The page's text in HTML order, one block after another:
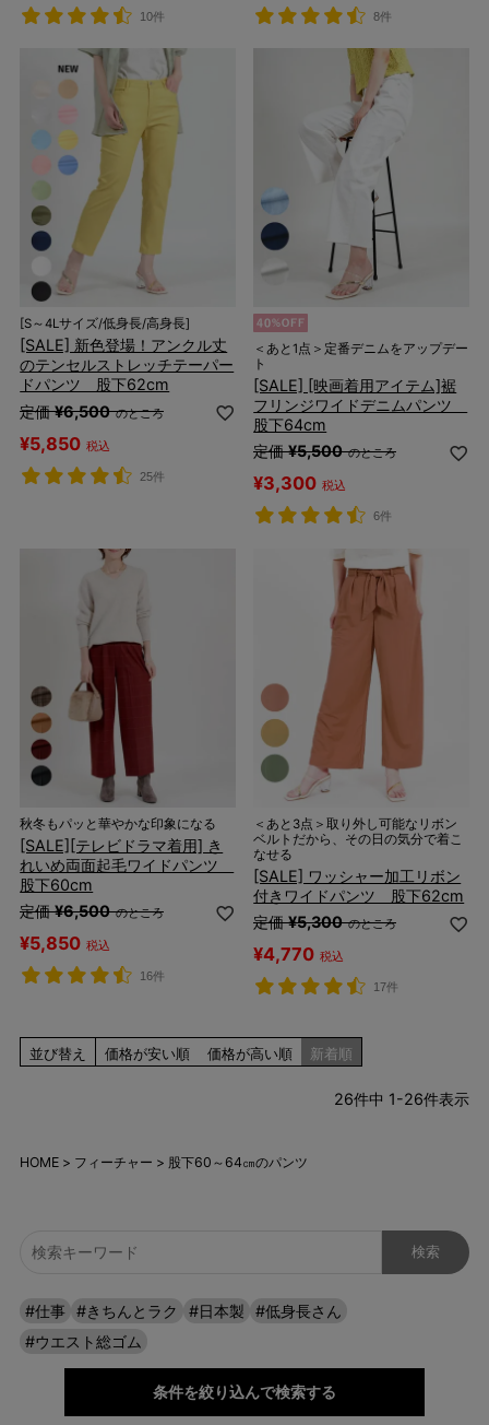
10件 8件
[S～4Lサイズ/低身長/高身長]
[SALE] 新色登場！アンクル丈
のテンセルストレッチテーパー
ドパンツ 股下62cm
定価 ¥6,500 のところ
¥5,850 税込
25件
＜あと1点＞定番デニムをアップデー
ト
[SALE] [映画着用アイテム]裾
フリンジワイドデニムパンツ
股下64cm
定価 ¥5,500 のところ
¥3,300 税込
6件
秋冬もパッと華やかな印象になる
[SALE][テレビドラマ着用] き
れいめ両面起毛ワイドパンツ
股下60cm
定価 ¥6,500 のところ
¥5,850 税込
16件
＜あと3点＞取り外し可能なリボン
ベルトだから、その日の気分で着こ
なせる
[SALE] ワッシャー加工リボン
付きワイドパンツ 股下62cm
定価 ¥5,300 のところ
¥4,770 税込
17件
並び替え 価格が安い順 価格が高い順 新着順
26件中 1-26件表示
HOME フィーチャー 股下60～64㎝のパンツ
#仕事 #きちんとラク #日本製
#低身長さん
#ウエスト総ゴム
条件を絞り込んで検索する